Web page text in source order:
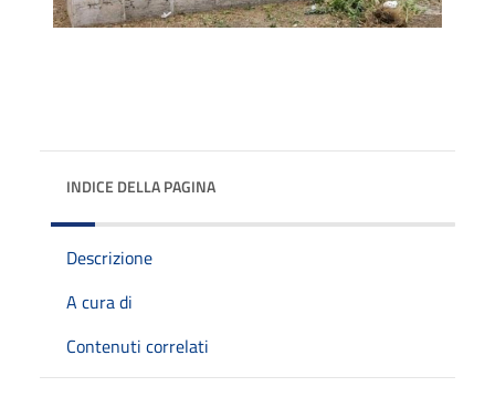
INDICE DELLA PAGINA
Descrizione
A cura di
Contenuti correlati